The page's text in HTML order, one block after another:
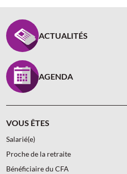
PIED DE PAGE CARCEPT
ACTUALITÉS
AGENDA
VOUS ÊTES
Salarié(e)
Proche de la retraite
Bénéficiaire du CFA